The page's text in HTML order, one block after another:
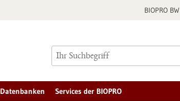
BIOPRO BW
Datenbanken Services der BIOPRO